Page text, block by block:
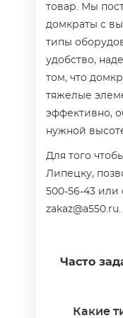
товар. Мы
домкраты с
типы
удобство,
том, что
тяжелые
эффективно,
нужной
Для того
Липецку,
500-56-43 или
zakaz@a550.ru.
Часто
Какие